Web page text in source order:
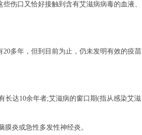
伤口又恰好接触到含有艾滋病病毒的血液、
多年，但到目前为止，仍未发明有效的疫苗
达10余年者;艾滋病的窗口期(指从感染艾滋
炎或急性多发性神经炎。